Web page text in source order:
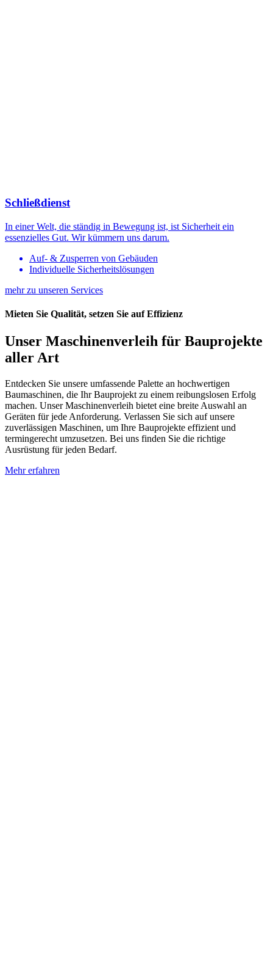
Schließdienst
In einer Welt, die ständig in Bewegung ist, ist Sicherheit ein
essenzielles Gut. Wir kümmern uns darum.
Auf- & Zusperren von Gebäuden
Individuelle Sicherheitslösungen
mehr zu unseren Services
Mieten Sie Qualität, setzen Sie auf Effizienz
Unser Maschinenverleih für Bauprojekte
aller Art
Entdecken Sie unsere umfassende Palette an hochwertigen
Baumaschinen, die Ihr Bauprojekt zu einem reibungslosen Erfolg
machen. Unser Maschinenverleih bietet eine breite Auswahl an
Geräten für jede Anforderung. Verlassen Sie sich auf unsere
zuverlässigen Maschinen, um Ihre Bauprojekte effizient und
termingerecht umzusetzen. Bei uns finden Sie die richtige
Ausrüstung für jeden Bedarf.
Mehr erfahren